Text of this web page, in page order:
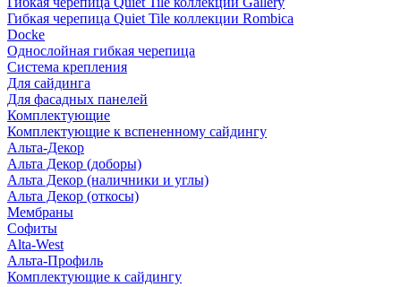
Гибкая черепица Quiet Tile коллекции Rombica
Docke
Однослойная гибкая черепица
Система крепления
Для сайдинга
Для фасадных панелей
Комплектующие
Комплектующие к вспененному сайдингу
Альта-Декор
Альта Декор (доборы)
Альта Декор (наличники и углы)
Альта Декор (откосы)
Мембраны
Софиты
Alta-West
Альта-Профиль
Комплектующие к сайдингу